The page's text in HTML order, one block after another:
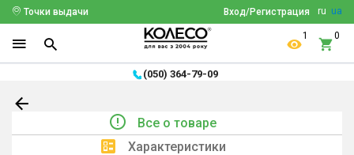
ru ua
Вход/Регистрация
Точки выдачи
1 0
(050) 364-79-09
Все о товаре
Характеристики